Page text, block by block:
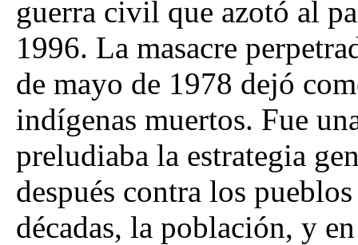
guerra civil que azotó al
1996. La masacre
de mayo de 1978 dejó
indígenas muertos. Fue
preludiaba la estrategia
después contra los
décadas, la población, y